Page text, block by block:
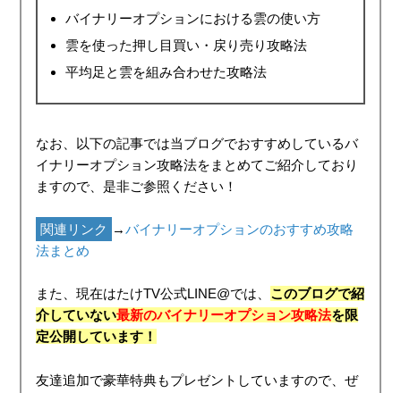
バイナリーオプションにおける雲の使い方
雲を使った押し目買い・戻り売り攻略法
平均足と雲を組み合わせた攻略法
なお、以下の記事では当ブログでおすすめしているバ
イナリーオプション攻略法をまとめてご紹介しており
ますので、是非ご参照ください！
関連リンク →バイナリーオプションのおすすめ攻略
法まとめ
また、現在はたけTV公式LINE@では、 このブログで紹
介していない最新のバイナリーオプション攻略法を限
定公開しています！
友達追加で豪華特典もプレゼントしていますので、ぜ